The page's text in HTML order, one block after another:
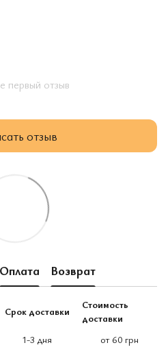
первый отзыв
отзыв
Оплата Возврат
Срок доставки
Стоимость
доставки
1-3 дня
от 60 грн